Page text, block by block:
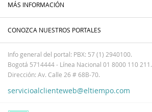
MÁS INFORMACIÓN
CONOZCA NUESTROS PORTALES
Info general del portal: PBX: 57 (1) 2940100.
Bogotá 5714444 - Línea Nacional 01 8000 110 211.
Dirección: Av. Calle 26 # 68B-70.
servicioalclienteweb@eltiempo.com